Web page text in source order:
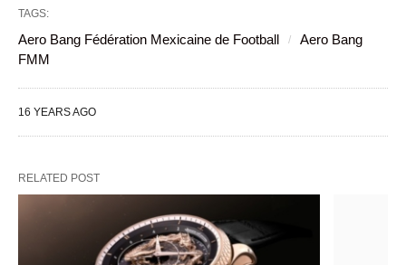
TAGS:
Aero Bang Fédération Mexicaine de Football
Aero Bang
FMM
16 YEARS AGO
RELATED POST